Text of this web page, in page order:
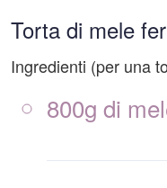
Torta di mele
Ingredienti (per una
800g di